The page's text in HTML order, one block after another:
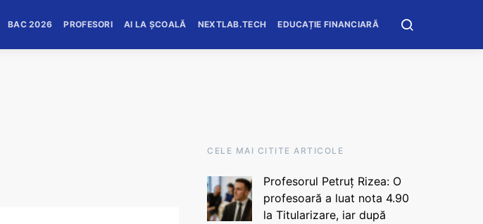
BAC 2026 PROFESORI AI LA ȘCOALĂ NEXTLAB.TECH EDUCAȚIE FINANCIARĂ
CELE MAI CITITE ARTICOLE
Profesorul Petruț Rizea: O
profesoară a luat nota 4.90
la Titularizare, iar după